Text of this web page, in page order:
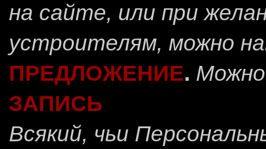
на сайте, или при
устроителям, можно
ПРЕДЛОЖЕНИЕ.
ЗАПИСЬ
Всякий, чьи